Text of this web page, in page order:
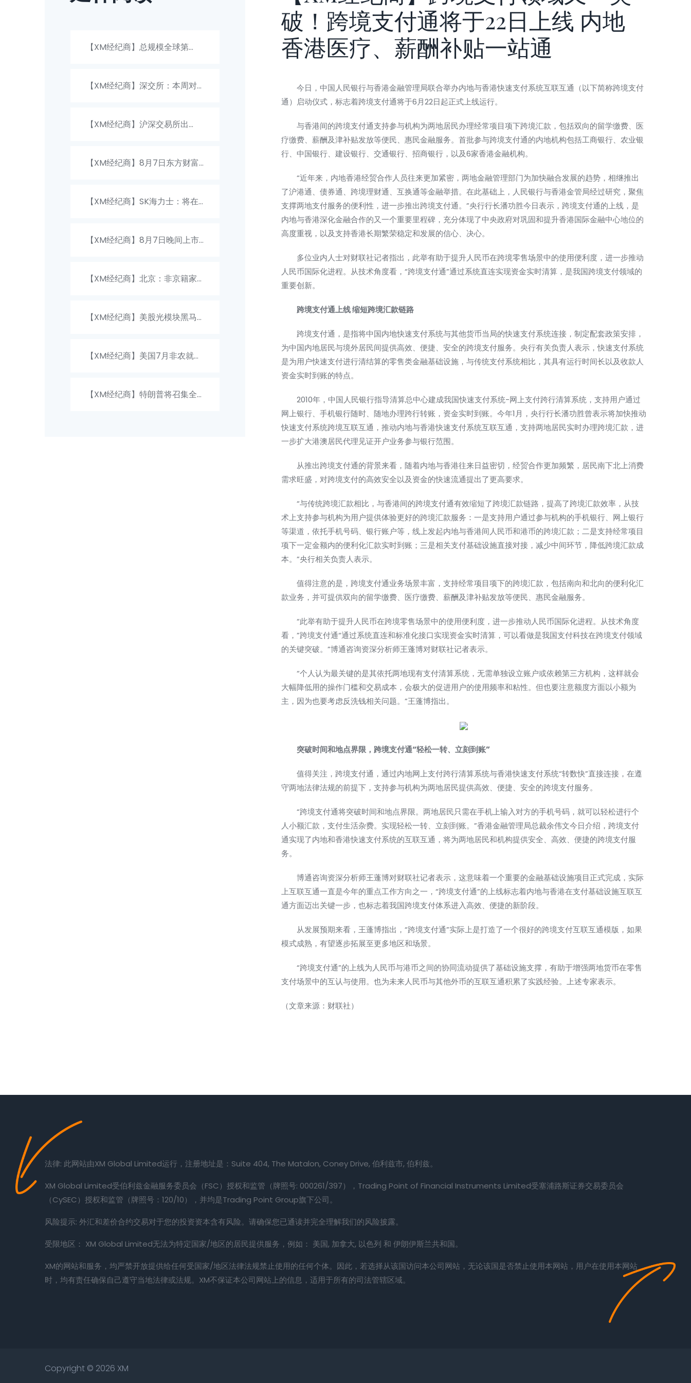
破！跨境支付通将于22日上线 内地
香港医疗、薪酬补贴一站通
今日，中国人民银行与香港金融管理局联合举办内地与香港快速支付系统互联互通（以下简称跨境支付
通）启动仪式，标志着跨境支付通将于6月22日起正式上线运行。
与香港间的跨境支付通支持参与机构为两地居民办理经常项目项下跨境汇款，包括双向的留学缴费、医
疗缴费、薪酬及津补贴发放等便民、惠民金融服务。首批参与跨境支付通的内地机构包括工商银行、 农业银
行、 中国银行、 建设银行、 交通银行、 招商银行 ，以及6家香港金融机构。
“近年来，内地香港经贸合作人员往来更加紧密，两地金融管理部门为加快融合发展的趋势，相继推出
了沪港通、债券通、跨境理财通、互换通等金融举措。在此基础上，人民银行与香港金管局经过研究，聚焦
支撑两地支付服务的便利性，进一步推出跨境支付通。”央行行长潘功胜今日表示，跨境支付通的上线，是
内地与香港深化金融合作的又一个重要里程碑，充分体现了中央政府对巩固和提升香港国际金融中心地位的
高度重视，以及支持香港长期繁荣稳定和发展的信心、决心。
多位业内人士对财联社记者指出，此举有助于提升人民币在跨境零售场景中的使用便利度，进一步推动
人民币国际化进程。从技术角度看，“跨境支付通”通过系统直连实现资金实时清算，是我国跨境支付领域的
重要创新。
跨境支付通上线 缩短跨境汇款链路
跨境支付通，是指将中国内地快速支付系统与其他货币当局的快速支付系统连接，制定配套政策安排，
为中国内地居民与境外居民间提供高效、便捷、安全的跨境支付服务。央行有关负责人表示，快速支付系统
是为用户快速支付进行清结算的零售类金融基础设施，与传统支付系统相比，其具有运行时间长以及收款人
资金实时到账的特点。
2010年，中国人民银行指导清算总中心建成我国快速支付系统-网上支付跨行清算系统，支持用户通过
网上银行、手机银行随时、随地办理跨行转账，资金实时到账。今年1月，央行行长潘功胜曾表示将加快推动
快速支付系统跨境互联互通，推动内地与香港快速支付系统互联互通，支持两地居民实时办理跨境汇款，进
一步扩大港澳居民代理见证开户业务参与银行范围。
从推出跨境支付通的背景来看，随着内地与香港往来日益密切，经贸合作更加频繁，居民南下北上消费
需求旺盛，对跨境支付的高效安全以及资金的快速流通提出了更高要求。
“与传统跨境汇款相比，与香港间的跨境支付通有效缩短了跨境汇款链路，提高了跨境汇款效率，从技
术上支持参与机构为用户提供体验更好的跨境汇款服务：一是支持用户通过参与机构的手机银行、网上银行
等渠道，依托手机号码、银行账户等，线上发起内地与香港间人民币和港币的跨境汇款；二是支持经常项目
项下一定金额内的便利化汇款实时到账；三是相关支付基础设施直接对接，减少中间环节，降低跨境汇款成
本。”央行相关负责人表示。
值得注意的是，跨境支付通业务场景丰富，支持经常项目项下的跨境汇款，包括南向和北向的便利化汇
款业务，并可提供双向的留学缴费、医疗缴费、薪酬及津补贴发放等便民、惠民金融服务。
“此举有助于提升人民币在跨境零售场景中的使用便利度，进一步推动人民币国际化进程。从技术角度
看，”跨境支付通“通过系统直连和标准化接口实现资金实时清算，可以看做是我国支付科技在跨境支付领域
的关键突破。”博通咨询资深分析师王蓬博对财联社记者表示。
“个人认为最关键的是其依托两地现有支付清算系统，无需单独设立账户或依赖第三方机构，这样就会
大幅降低用的操作门槛和交易成本，会极大的促进用户的使用频率和粘性。但也要注意额度方面以小额为
主，因为也要考虑反洗钱相关问题。”王蓬博指出。
突破时间和地点界限，跨境支付通“轻松一转、立刻到账”
值得关注，跨境支付通，通过内地网上支付跨行清算系统与香港快速支付系统“转数快”直接连接，在遵
守两地法律法规的前提下，支持参与机构为两地居民提供高效、便捷、安全的跨境支付服务。
“跨境支付通将突破时间和地点界限。两地居民只需在手机上输入对方的手机号码，就可以轻松进行个
人小额汇款，支付生活杂费。实现轻松一转、立刻到账。”香港金融管理局总裁余伟文今日介绍，跨境支付
通实现了内地和香港快速支付系统的互联互通，将为两地居民和机构提供安全、高效、便捷的跨境支付服
务。
博通咨询资深分析师王蓬博对财联社记者表示，这意味着一个重要的金融基础设施项目正式完成，实际
上互联互通一直是今年的重点工作方向之一，“跨境支付通”的上线标志着内地与香港在支付基础设施互联互
通方面迈出关键一步，也标志着我国跨境支付体系进入高效、便捷的新阶段。
从发展预期来看，王蓬博指出，“跨境支付通”实际上是打造了一个很好的跨境支付互联互通模版，如果
模式成熟，有望逐步拓展至更多地区和场景。
“跨境支付通”的上线为人民币与港币之间的协同流动提供了基础设施支撑，有助于增强两地货币在零售
支付场景中的互认与使用。也为未来人民币与其他外币的互联互通积累了实践经验。上述专家表示。
（文章来源：财联社）
【XM经纪商】总规模全球第
一！我国核电分布一览
【XM经纪商】深交所：本周对
近期股价严重异常波动的传智教
【XM经纪商】沪深交易所出
手！LOF退市新规剑指高溢价风
【XM经纪商】8月7日东方财富
财经晚报（附新闻联播）
【XM经纪商】SK海力士：将在
韩国投资384亿美元建设晶圆厂
【XM经纪商】8月7日晚间上市
公司利好消息一览(附名单)
【XM经纪商】北京：非京籍家
庭购房社保个税缴纳年限下调为
【XM经纪商】美股光模块黑马
计划大幅扩产 全力押注800G、
【XM经纪商】美国7月非农就业
人数减少2.3万人 不及市场预期
【XM经纪商】特朗普将召集全
法律: 此网站由XM Global Limited运行，注册地址是：Suite 404, The Matalon, Coney Drive, 伯利兹市, 伯利兹。
XM Global Limited受伯利兹金融服务委员会（FSC）授权和监管（牌照号: 000261/397），Trading Point of Financial Instruments Limited受塞浦路斯证券交易委员会
（CySEC）授权和监管（牌照号：120/10），并均是Trading Point Group旗下公司。
风险提示: 外汇和差价合约交易对于您的投资资本含有风险。请确保您已通读并完全理解我们的风险披露。
受限地区： XM Global Limited无法为特定国家/地区的居民提供服务，例如： 美国, 加拿大, 以色列 和 伊朗伊斯兰共和国。
XM的网站和服务，均严禁开放提供给任何受国家/地区法律法规禁止使用的任何个体。因此，若选择从该国访问本公司网站，无论该国是否禁止使用本网站，用户在使用本网站
时，均有责任确保自己遵守当地法律或法规。XM不保证本公司网站上的信息，适用于所有的司法管辖区域。
Copyright © 2026 XM